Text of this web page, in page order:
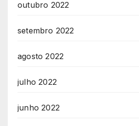
outubro 2022
setembro 2022
agosto 2022
julho 2022
junho 2022